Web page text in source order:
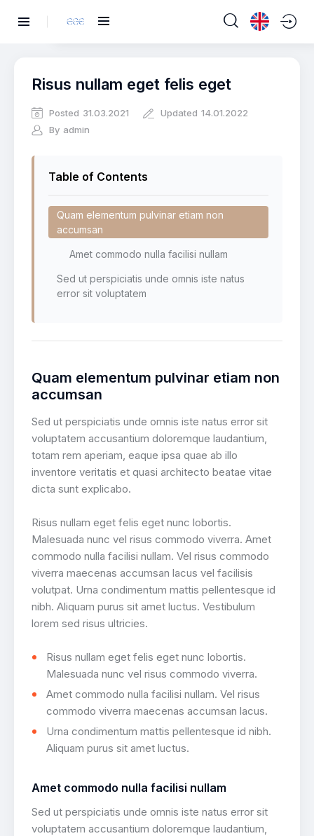
Risus nullam eget felis eget
Posted 31.03.2021 Updated 14.01.2022
By admin
Table of Contents
Quam elementum pulvinar etiam non
accumsan
Amet commodo nulla facilisi nullam
Sed ut perspiciatis unde omnis iste natus
error sit voluptatem
Quam elementum pulvinar etiam non
accumsan
Sed ut perspiciatis unde omnis iste natus error sit
voluptatem accusantium doloremque laudantium,
totam rem aperiam, eaque ipsa quae ab illo
inventore veritatis et quasi architecto beatae vitae
dicta sunt explicabo.
Risus nullam eget felis eget nunc lobortis.
Malesuada nunc vel risus commodo viverra. Amet
commodo nulla facilisi nullam. Vel risus commodo
viverra maecenas accumsan lacus vel facilisis
volutpat. Urna condimentum mattis pellentesque id
nibh. Aliquam purus sit amet luctus. Vestibulum
lorem sed risus ultricies.
Risus nullam eget felis eget nunc lobortis.
Malesuada nunc vel risus commodo viverra.
Amet commodo nulla facilisi nullam. Vel risus
commodo viverra maecenas accumsan lacus.
Urna condimentum mattis pellentesque id nibh.
Aliquam purus sit amet luctus.
Amet commodo nulla facilisi nullam
Sed ut perspiciatis unde omnis iste natus error sit
voluptatem accusantium doloremque laudantium,